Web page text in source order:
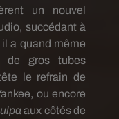
un nouvel
succédant à
il a quand même
de gros tubes
le refrain de
ou encore
aux côtés de